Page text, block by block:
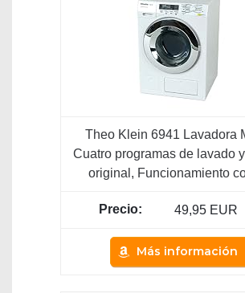
Theo Klein 6941 Lavadora
Cuatro programas de lavado
original, Funcionamiento
49,95 EUR
Más información